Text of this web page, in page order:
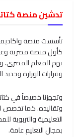
تدشين منصة
كأول منصة مصرية
يهم المعلم المصري،
وقرارات الوزارة وجديد
وتجهزنا خصيصاً في
وتقاليده. كما تخصص
التعليمية والتربوية
بمجال التعليم عامة.